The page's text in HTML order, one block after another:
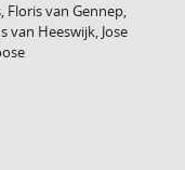
Floris van Gennep,
van Heeswijk, Jose